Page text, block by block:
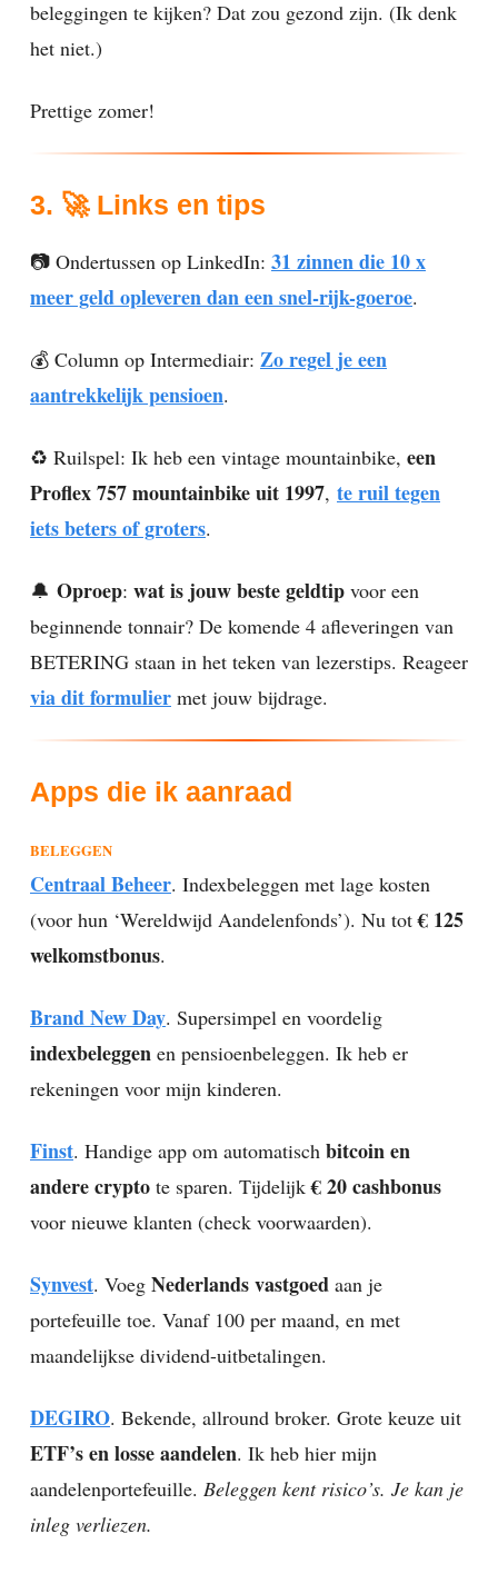
beleggingen te kijken? Dat zou gezond zijn. (Ik denk
het niet.)
Prettige zomer!
3. 🚀Links en tips
📷 Ondertussen op LinkedIn: 31 zinnen die 10 x
meer geld opleveren dan een snel-rijk-goeroe.
💰 Column op Intermediair: Zo regel je een
aantrekkelijk pensioen.
♻️ Ruilspel: Ik heb een vintage mountainbike, een
Proflex 757 mountainbike uit 1997, te ruil tegen
iets beters of groters.
🔔 Oproep: wat is jouw beste geldtip voor een
beginnende tonnair? De komende 4 afleveringen van
BETERING staan in het teken van lezerstips. Reageer
via dit formulier met jouw bijdrage.
Apps die ik aanraad
BELEGGEN
Centraal Beheer. Indexbeleggen met lage kosten
(voor hun ‘Wereldwijd Aandelenfonds’). Nu tot€ 125
welkomstbonus.
Brand New Day. Supersimpel en voordelig
indexbeleggen en pensioenbeleggen. Ik heb er
rekeningen voor mijn kinderen.
Finst. Handige app om automatisch bitcoin en
andere crypto te sparen. Tijdelijk€ 20 cashbonus
voor nieuwe klanten (check voorwaarden).
Synvest. Voeg Nederlands vastgoed aan je
portefeuille toe. Vanaf 100 per maand, en met
maandelijkse dividend-uitbetalingen.
DEGIRO. Bekende, allround broker. Grote keuze uit
ETF’s en losse aandelen. Ik heb hier mijn
aandelenportefeuille. Beleggen kent risico’s. Je kan je
inleg verliezen.